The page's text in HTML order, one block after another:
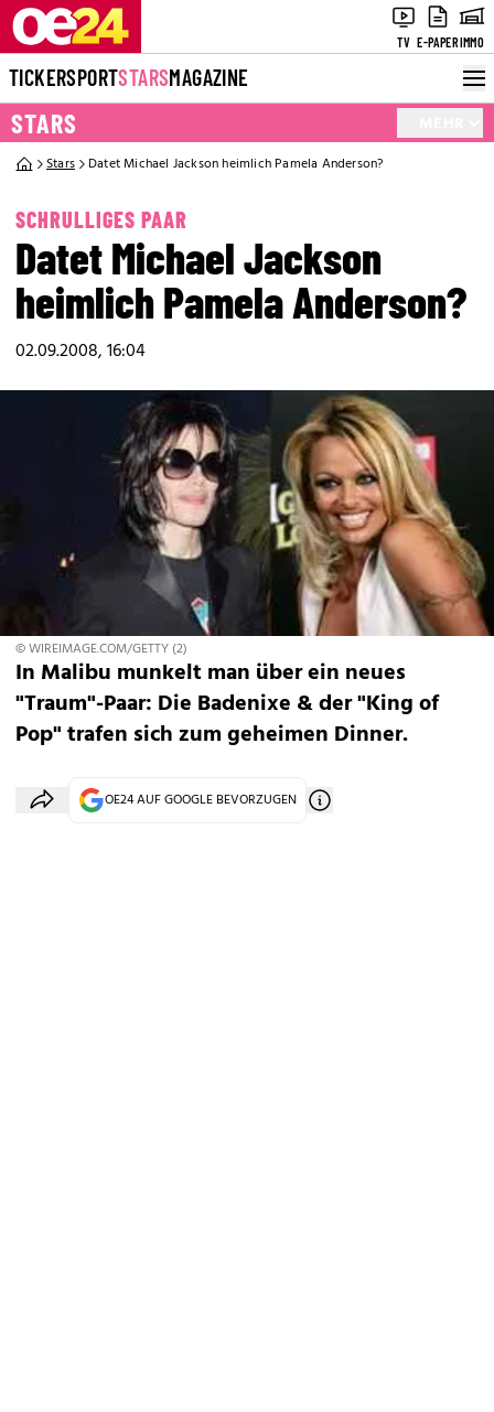
TV E-PAPERIMMO
TICKERSPORTSTARSMAGAZINE
STARS
Stars Datet Michael Jackson heimlich Pamela Anderson?
SCHRULLIGES PAAR
Datet Michael Jackson
heimlich Pamela Anderson?
02.09.2008, 16:04
© WIREIMAGE.COM/GETTY (2)
In Malibu munkelt man über ein neues
"Traum"-Paar: Die Badenixe & der "King of
Pop" trafen sich zum geheimen Dinner.
OE24 AUF GOOGLE BEVORZUGEN